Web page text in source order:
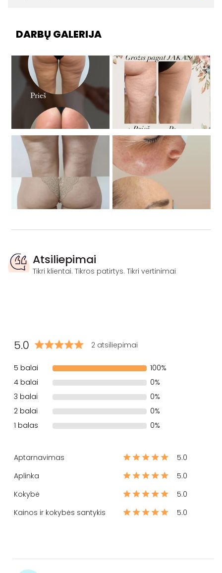
DARBŲ GALERIJA
Atsiliepimai
Tikri klientai. Tikros patirtys. Tikri vertinimai
5.0 2 atsiliepimai
5 balai
100%
4 balai
0%
3 balai
0%
2 balai
0%
1 balas
0%
Aptarnavimas
5.0
Aplinka
5.0
Kokybė
5.0
Kainos ir kokybės santykis
5.0